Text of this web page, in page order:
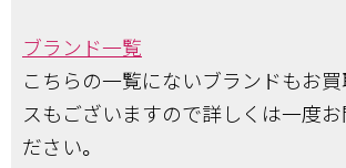
ブランド一覧
こちらの一覧にないブランドもお
スもございますので詳しくは一度お
ださい。